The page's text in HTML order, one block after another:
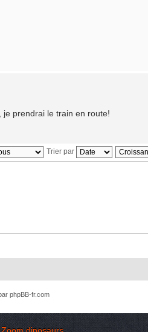
prendrai le train en route!
Trier par
phpBB-fr.com